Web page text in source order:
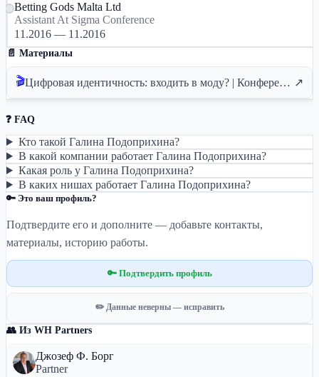
Betting Gods Malta Ltd
Assistant At Sigma Conference
11.2016 — 11.2016
📄 Материалы
🎬 Цифровая идентичность: входить в моду? | Конференция AIBC Europe 2023 ↗
❓ FAQ
Кто такой Галина Подоприхина?
В какой компании работает Галина Подоприхина?
Какая роль у Галина Подоприхина?
В каких нишах работает Галина Подоприхина?
🔑 Это ваш профиль?
Подтвердите его и дополните — добавьте контакты,
материалы, историю работы.
🔑 Подтвердить профиль
✏️ Данные неверны — исправить
👥 Из WH Partners
Джозеф Ф. Борг
Partner